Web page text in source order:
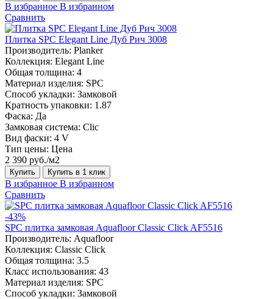
В избранное В избранном
Сравнить
Плитка SPC Elegant Line Дуб Рич 3008
Производитель: Planker
Коллекция: Elegant Line
Общая толщина: 4
Материал изделия: SPC
Способ укладки: Замковой
Кратность упаковки: 1.87
Фаска: Да
Замковая система: Сlic
Вид фаски: 4 V
Тип цены: Цена
2 390 руб./м2
Купить Купить в 1 клик
В избранное В избранном
Сравнить
-43%
SPC плитка замковая Aquafloor Classic Click AF5516
Производитель: Aquafloor
Коллекция: Classic Click
Общая толщина: 3.5
Класс использования: 43
Материал изделия: SPC
Способ укладки: Замковой